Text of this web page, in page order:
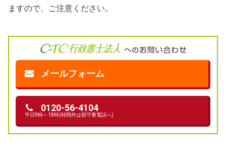
ますので、ご注意ください。
メールフォーム
0120-56-4104
平日9時～18時(時間外は留守番電話へ)